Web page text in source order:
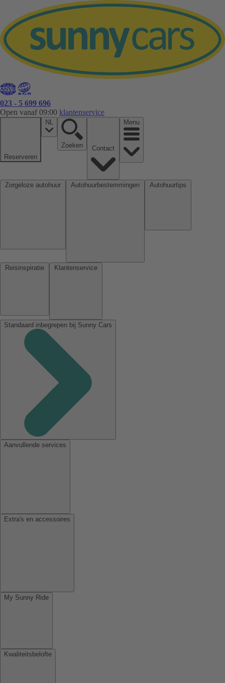
023 - 5 699 696
Open vanaf 09:00 klantenservice
Reserveren
NL
Zoeken
Menu
Standaard inbegrepen bij Sunny Cars
Aanvullende services
Extra's en accessoires
My Sunny Ride
Kwaliteitsbelofte